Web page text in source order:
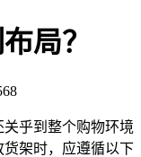
局？
乎到整个购物环境
架时，应遵循以下